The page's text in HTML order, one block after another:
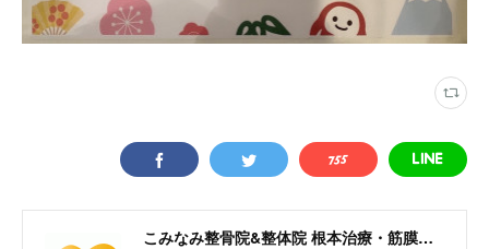
こみなみ整骨院&整体院 根本治療・筋膜リリースなどの最新治療もお任せください 名古屋市千種区仲田